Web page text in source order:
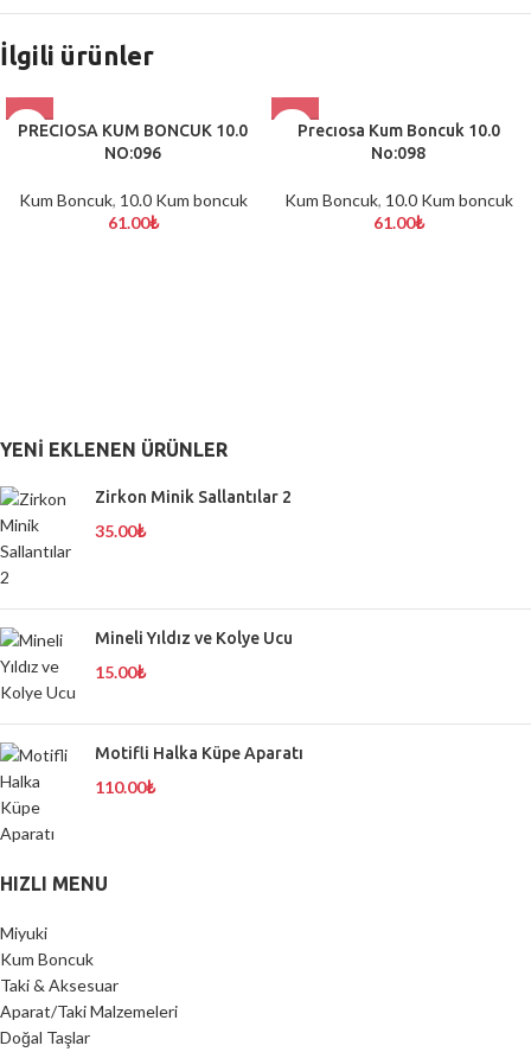
İlgili ürünler
PRECIOSA KUM BONCUK 10.0
NO:096
Kum Boncuk, 10.0 Kum boncuk
61.00₺
Precıosa Kum Boncuk 10.0
No:098
Kum Boncuk, 10.0 Kum boncuk
61.00₺
YENI EKLENEN ÜRÜNLER
Zirkon Minik Sallantılar 2
35.00₺
Mineli Yıldız ve Kolye Ucu
15.00₺
Motifli Halka Küpe Aparatı
110.00₺
HIZLI MENU
Miyuki
Kum Boncuk
Taki & Aksesuar
Aparat/Taki Malzemeleri
Doğal Taşlar